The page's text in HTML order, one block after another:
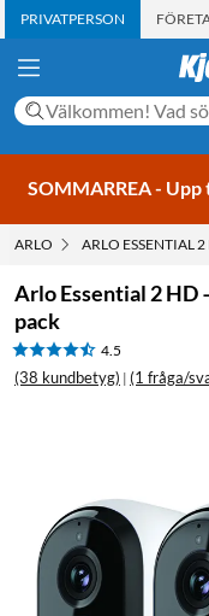
PRIVATPERSON
SOMMARREA - Upp
ARLO ARLO ESSENTIAL
Arlo Essential 2 HD
pack
4.5
(38 kundbetyg) | (1 fråga/